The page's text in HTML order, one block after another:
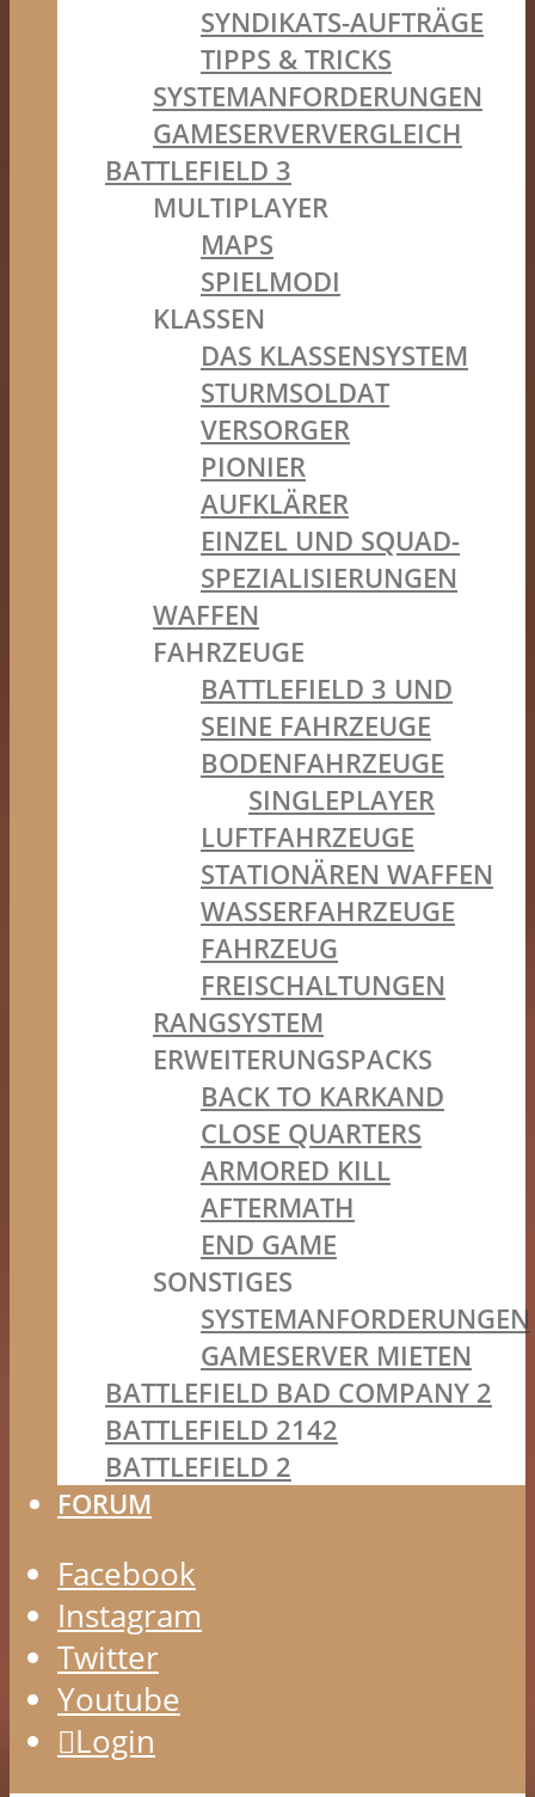
SYNDIKATS-AUFTRÄGE
TIPPS & TRICKS
SYSTEMANFORDERUNGEN
GAMESERVERVERGLEICH
BATTLEFIELD 3
MULTIPLAYER
MAPS
SPIELMODI
KLASSEN
DAS KLASSENSYSTEM
STURMSOLDAT
VERSORGER
PIONIER
AUFKLÄRER
EINZEL UND SQUAD-
SPEZIALISIERUNGEN
WAFFEN
FAHRZEUGE
BATTLEFIELD 3 UND
SEINE FAHRZEUGE
BODENFAHRZEUGE
SINGLEPLAYER
LUFTFAHRZEUGE
STATIONÄREN WAFFEN
WASSERFAHRZEUGE
FAHRZEUG
FREISCHALTUNGEN
RANGSYSTEM
ERWEITERUNGSPACKS
BACK TO KARKAND
CLOSE QUARTERS
ARMORED KILL
AFTERMATH
END GAME
SONSTIGES
SYSTEMANFORDERUNGEN
GAMESERVER MIETEN
BATTLEFIELD BAD COMPANY 2
BATTLEFIELD 2142
BATTLEFIELD 2
FORUM
Facebook
Instagram
Twitter
Youtube
Login